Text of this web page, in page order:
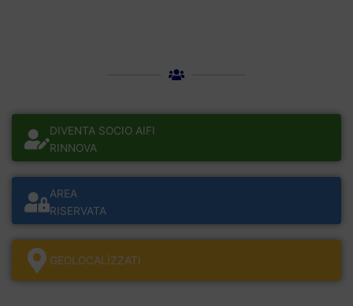
DIVENTA SOCIO AIFI
RINNOVA
AREA
RISERVATA
GEOLOCALÌZZATI